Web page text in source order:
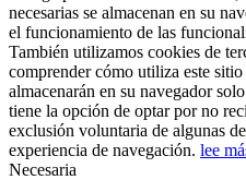
necesarias se almacenan en su
el funcionamiento de las
También utilizamos cookies de
comprender cómo utiliza este
almacenarán en su navegador
tiene la opción de optar por no
exclusión voluntaria de algunas
experiencia de navegación. lee
Necesaria